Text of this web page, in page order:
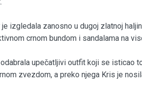
je izgledala zanosno u dugoj zlatnoj
crnom bundom i sandalama na
upečatljivi outfit koji se isticao
zvezdom, a preko njega Kris je